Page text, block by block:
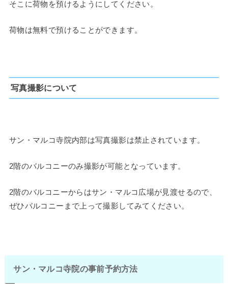
そこに荷物を預けるようにしてください。
荷物は無料で預けることができます。
写真撮影について
サン・マルコ寺院内部は写真撮影は禁止されています。
2階のバルコニーのみ撮影が可能となっています。
2階のバルコニーからはサン・マルコ広場が見渡せるので、
ぜひバルコニーまで上って撮影してみてください。
サン・マルコ寺院の事前予約方法